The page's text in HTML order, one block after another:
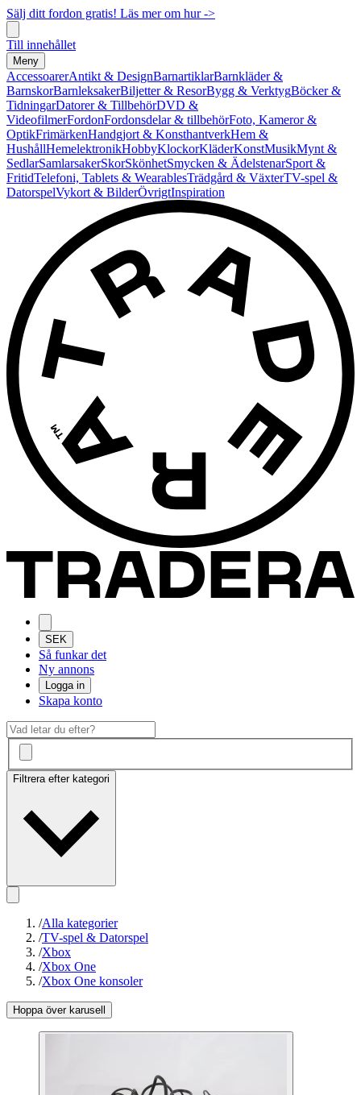
Sälj ditt fordon gratis! Läs mer om hur ->
Till innehållet
Meny
AccessoarerAntikt & DesignBarnartiklarBarnkläder &
BarnskorBarnleksakerBiljetter & ResorBygg & VerktygBöcker &
TidningarDatorer & TillbehörDVD &
VideofilmerFordonFordonsdelar & tillbehörFoto, Kameror &
OptikFrimärkenHandgjort & KonsthantverkHem &
HushållHemelektronikHobbyKlockorKläderKonstMusikMynt &
SedlarSamlarsakerSkorSkönhetSmycken & ÄdelstenarSport &
FritidTelefoni, Tablets & WearablesTrädgård & VäxterTV-spel &
DatorspelVykort & BilderÖvrigtInspiration
SEK
Så funkar det
Ny annons
Logga in
Skapa konto
Filtrera efter kategori
/Alla kategorier
/TV-spel & Datorspel
/Xbox
/Xbox One
/Xbox One konsoler
Hoppa över karusell